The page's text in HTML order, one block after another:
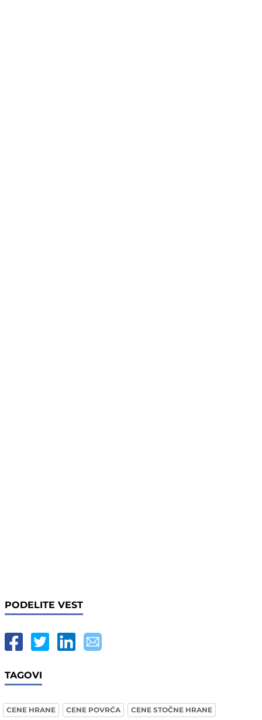
PODELITE VEST
TAGOVI
CENE HRANE CENE POVRĆA
CENE STOČNE HRANE